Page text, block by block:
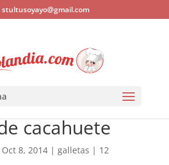
stultusoyayo@gmail.com
cacahuete
Oct 8, 2014| galletas | 12